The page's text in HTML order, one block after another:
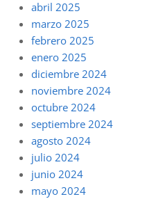
abril 2025
marzo 2025
febrero 2025
enero 2025
diciembre 2024
noviembre 2024
octubre 2024
septiembre 2024
agosto 2024
julio 2024
junio 2024
mayo 2024